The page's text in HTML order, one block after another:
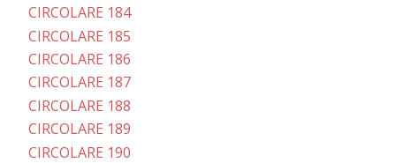
CIRCOLARE 184
CIRCOLARE 185
CIRCOLARE 186
CIRCOLARE 187
CIRCOLARE 188
CIRCOLARE 189
CIRCOLARE 190